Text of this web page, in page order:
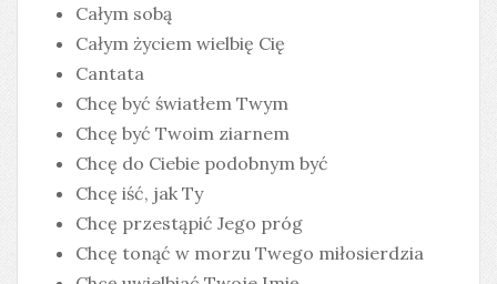
Całym sobą
Całym życiem wielbię Cię
Cantata
Chcę być światłem Twym
Chcę być Twoim ziarnem
Chcę do Ciebie podobnym być
Chcę iść, jak Ty
Chcę przestąpić Jego próg
Chcę tonąć w morzu Twego miłosierdzia